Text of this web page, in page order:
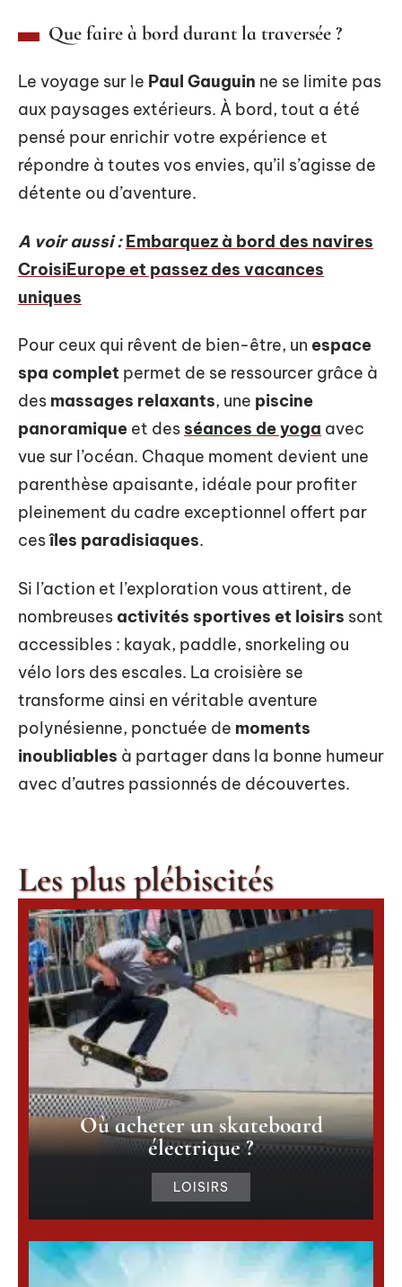
Que faire à bord durant la traversée ?
Le voyage sur le Paul Gauguin ne se limite pas
aux paysages extérieurs. À bord, tout a été
pensé pour enrichir votre expérience et
répondre à toutes vos envies, qu’il s’agisse de
détente ou d’aventure.
A voir aussi : Embarquez à bord des navires
CroisiEurope et passez des vacances
uniques
Pour ceux qui rêvent de bien-être, un espace
spa complet permet de se ressourcer grâce à
des massages relaxants, une piscine
panoramique et des séances de yoga avec
vue sur l’océan. Chaque moment devient une
parenthèse apaisante, idéale pour profiter
pleinement du cadre exceptionnel offert par
cesîles paradisiaques.
Si l’action et l’exploration vous attirent, de
nombreuses activités sportives et loisirs sont
accessibles : kayak, paddle, snorkeling ou
vélo lors des escales. La croisière se
transforme ainsi en véritable aventure
polynésienne, ponctuée de moments
inoubliables à partager dans la bonne humeur
avec d’autres passionnés de découvertes.
Les plus plébiscités
Où acheter un skateboard
électrique ?
LOISIRS